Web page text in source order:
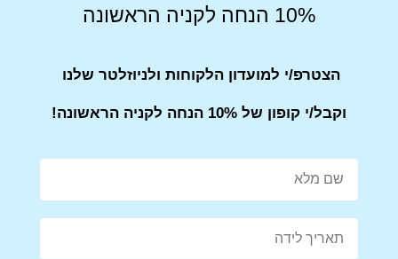
Tweet This Product
Share on Facebook
Pin This Product
10% הנחה לקניה הראשונה
הצטרפ/י למועדון הלקוחות ולניוזלטר שלנו
וקבל/י קופון של 10% הנחה לקניה הראשונה!